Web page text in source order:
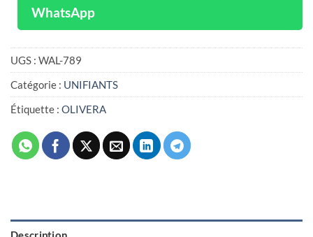
WhatsApp
UGS : WAL-789
Catégorie : UNIFIANTS
Étiquette : OLIVERA